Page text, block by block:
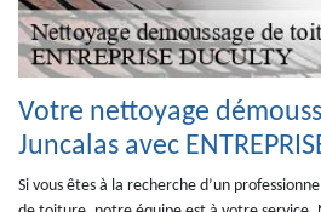
Votre nettoyage
Juncalas avec
Si vous êtes à la recherche d’un